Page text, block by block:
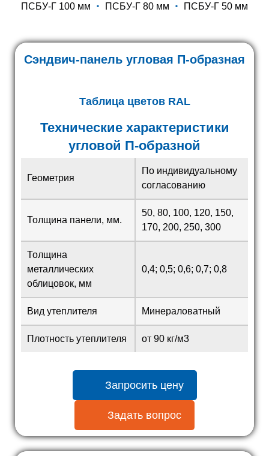
ПСБУ-Г 100 мм
ПСБУ-Г 80 мм ПСБУ-Г 50 мм
Сэндвич-панель угловая П-образная
Таблица цветов RAL
Технические характеристики
угловой П-образной
Геометрия
По индивидуальному
согласованию
Толщина панели, мм.
50, 80, 100, 120, 150,
170, 200, 250, 300
Толщина
металлических
облицовок, мм
0,4; 0,5; 0,6; 0,7; 0,8
Вид утеплителя Минераловатный
Плотность утеплителя от 90 кг/м3
Запросить цену
Задать вопрос